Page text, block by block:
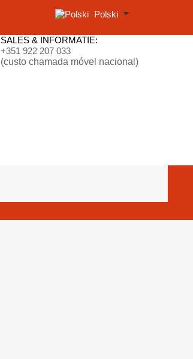
Polski
SALES & INFORMATIE:
+351 922 207 033
(custo chamada móvel nacional)